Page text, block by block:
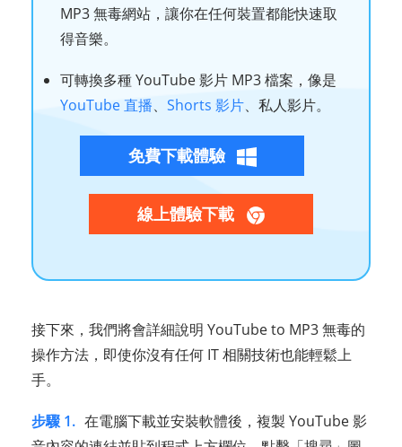
MP3 無毒網站，讓你在任何裝置都能快速取
得音樂。
可轉換多種 YouTube 影片 MP3 檔案，像是
YouTube 直播、 Shorts 影片、私人影片。
免費下載體驗
線上體驗下載
接下來，我們將會詳細說明 YouTube to MP3 無毒的
操作方法，即使你沒有任何 IT 相關技術也能輕鬆上
手。
步驟 1. 在電腦下載並安裝軟體後，複製 YouTube 影